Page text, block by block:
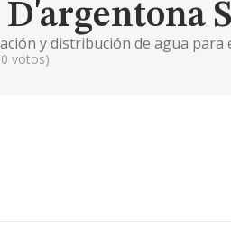
y distribución de agua
votos)